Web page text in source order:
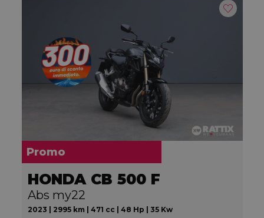
Promo
HONDA CB 500 F
Abs my22
2023 | 2995 km | 471 cc | 48 Hp | 35 Kw